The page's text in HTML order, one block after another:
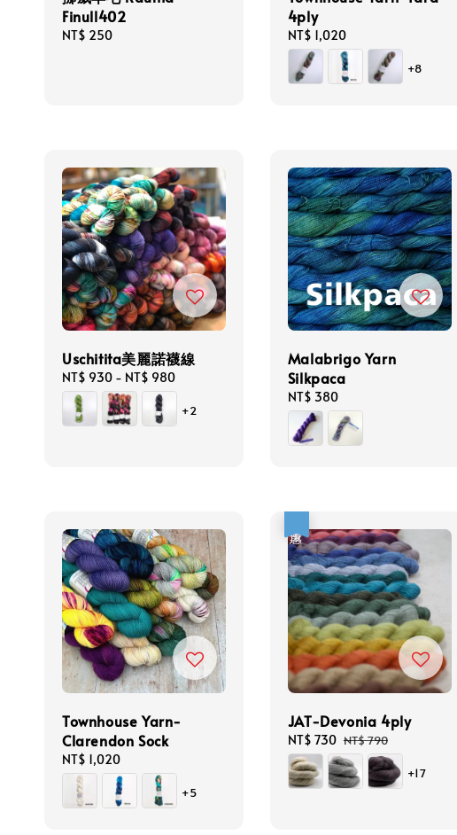
Finull402
Regular
NT$ 250
4ply
Regular
price
NT$ 1,020
+8
Uschitita美麗諾襪線
Regular
price
NT$ 930 - NT$ 980
+2
Malabrigo Yarn
Silkpaca
Regular
price
NT$ 380
Townhouse Yarn-
Clarendon Sock
Regular
price
NT$ 1,020
+5
JAT-Devonia 4ply
Sale
price
NT$ 730 Regular
price
NT$ 790
+17